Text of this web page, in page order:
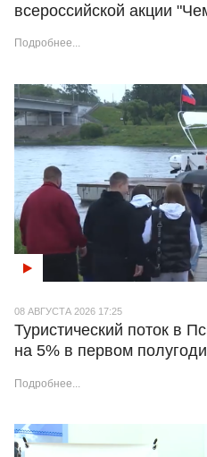
всероссийской акции
Подробнее...
08 АВГУСТА 2026 17:25
Туристический поток в
на 5% в первом
Подробнее...